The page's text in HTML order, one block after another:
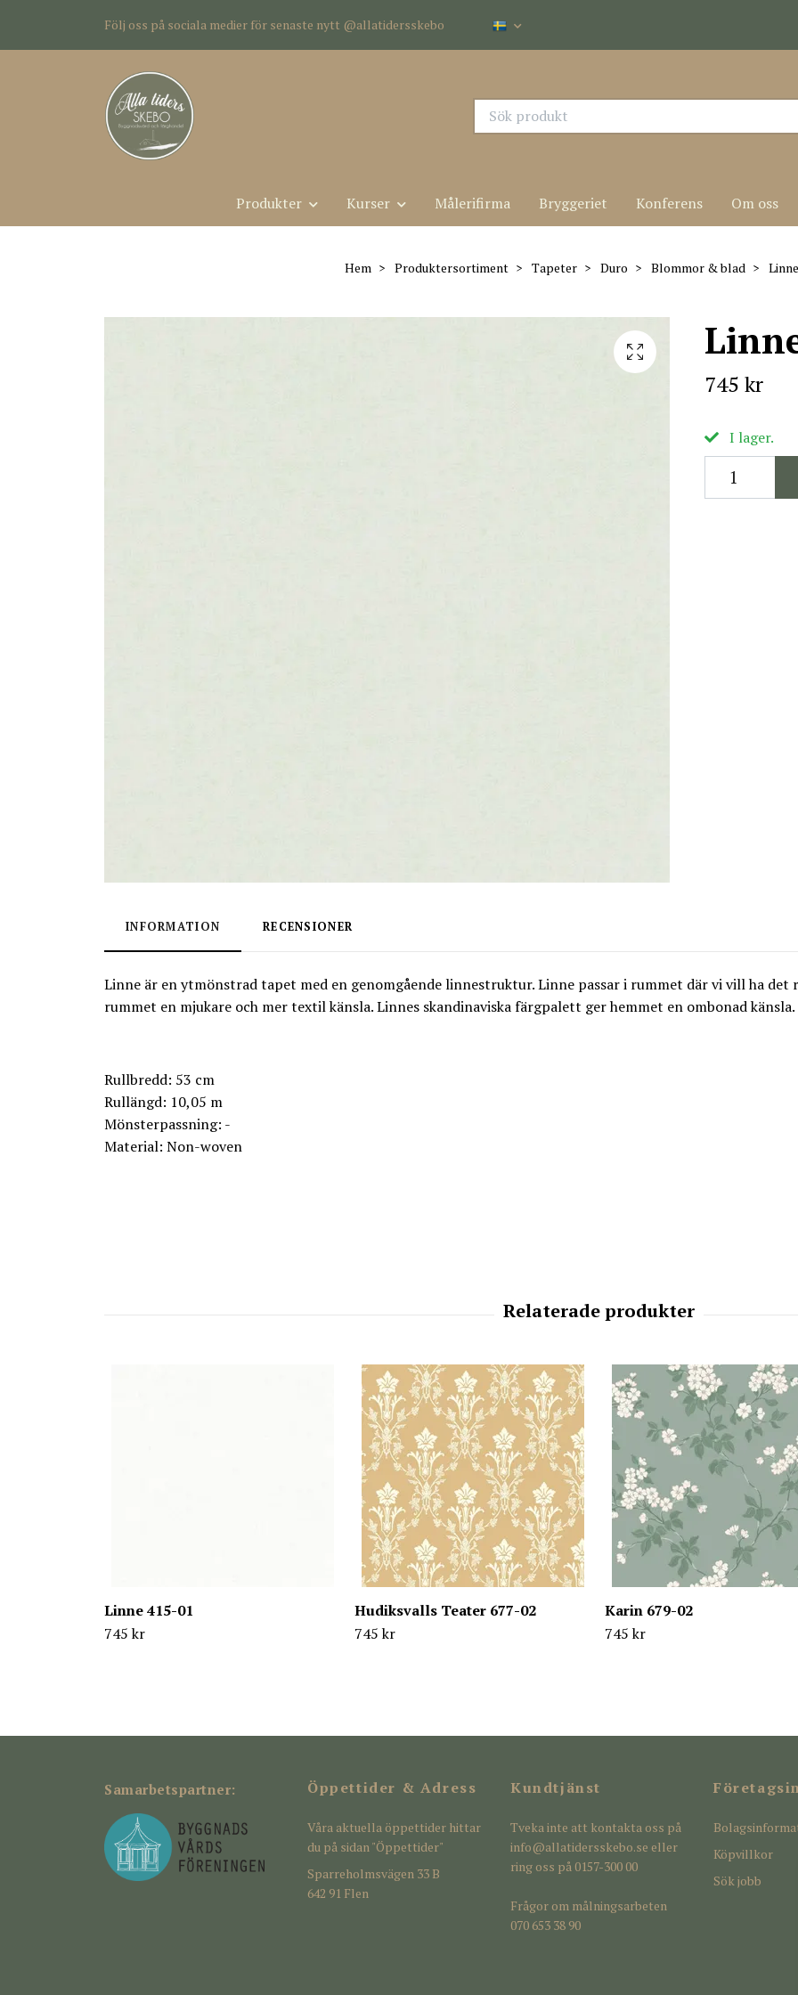
Följ oss på sociala medier för senaste nytt @allatidersskebo
Produkter Kurser Målerifirma Bryggeriet Konferens Om oss
Hem Produktersortiment Tapeter Duro Blommor & blad
745 kr
I lager.
INFORMATION RECENSIONER
Linne är en ytmönstrad tapet med en genomgående linnestruktur. Linne passar i rummet där vi vill ha
rummet en mjukare och mer textil känsla. Linnes skandinaviska färgpalett ger hemmet en ombonad känsla.
Rullbredd: 53 cm
Rullängd: 10,05 m
Mönsterpassning: -
Material: Non-woven
Linne 415-01
745 kr
Hudiksvalls Teater 677-02
745 kr
Karin 679-02
745 kr
Samarbetspartner: Öppettider & Adress
Våra aktuella öppettider hittar
du på sidan "Öppettider"
Sparreholmsvägen 33 B
642 91 Flen
Kundtjänst
Tveka inte att kontakta oss på
info@allatidersskebo.se eller
ring oss på 0157-300 00
Frågor om målningsarbeten
070 653 38 90
Köpvillkor
Sök jobb